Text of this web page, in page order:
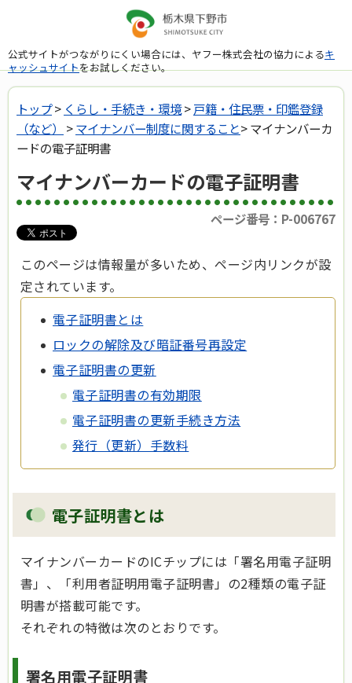
公式サイトがつながりにくい場合には、ヤフー株式会社の協力によるキ
ャッシュサイトをお試しください。
トップ> くらし・手続き・環境>戸籍・住民票・印鑑登録
（など）
>マイナンバー制度に関すること> マイナンバーカ
ードの電子証明書
マイナンバーカードの電子証明書
ページ番号：P-006767
このページは情報量が多いため、ページ内リンクが設
定されています。
電子証明書とは
ロックの解除及び暗証番号再設定
電子証明書の更新
電子証明書の有効期限
電子証明書の更新手続き方法
発行（更新）手数料
電子証明書とは
マイナンバーカードのICチップには「署名用電子証明
書」、「利用者証明用電子証明書」の2種類の電子証
明書が搭載可能です。
それぞれの特徴は次のとおりです。
署名用電子証明書